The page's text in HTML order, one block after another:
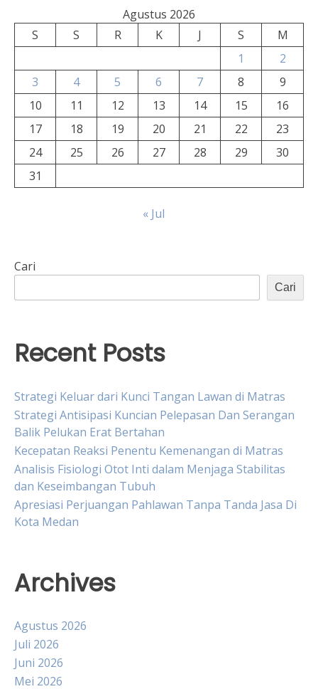
Agustus 2026
S
S R K J S
M
1
2
3
4 5 6 7 8
9
10
11 12 13 14 15
16
17
18 19 20 21 22
23
24
25 26 27 28 29
30
31
« Jul
Cari
Cari
Recent Posts
Strategi Keluar dari Kunci Tangan Lawan di Matras
Strategi Antisipasi Kuncian Pelepasan Dan Serangan
Balik Pelukan Erat Bertahan
Kecepatan Reaksi Penentu Kemenangan di Matras
Analisis Fisiologi Otot Inti dalam Menjaga Stabilitas
dan Keseimbangan Tubuh
Apresiasi Perjuangan Pahlawan Tanpa Tanda Jasa Di
Kota Medan
Archives
Agustus 2026
Juli 2026
Juni 2026
Mei 2026